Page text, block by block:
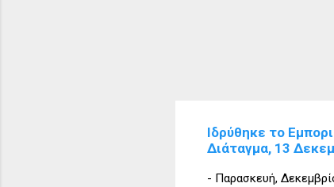
Iδρύθηκε το
Διάταγμα, 13
- Παρασκευή,